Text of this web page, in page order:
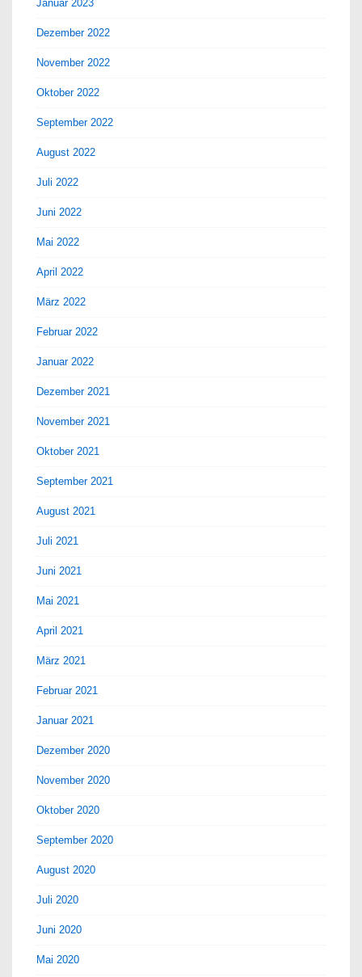
Januar 2023
Dezember 2022
November 2022
Oktober 2022
September 2022
August 2022
Juli 2022
Juni 2022
Mai 2022
April 2022
März 2022
Februar 2022
Januar 2022
Dezember 2021
November 2021
Oktober 2021
September 2021
August 2021
Juli 2021
Juni 2021
Mai 2021
April 2021
März 2021
Februar 2021
Januar 2021
Dezember 2020
November 2020
Oktober 2020
September 2020
August 2020
Juli 2020
Juni 2020
Mai 2020